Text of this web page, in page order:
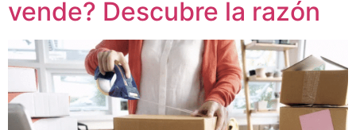
vende? Descubre la razón